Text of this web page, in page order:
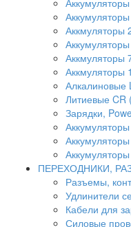
Аккмуляторы
Аккмуляторы
Аккмуляторы
Алкалиновые
Литиевые CR
Зарядки,
ПЕРЕХОДНИКИ,
Разъемы,
Удлинители
Кабели для
Силовые